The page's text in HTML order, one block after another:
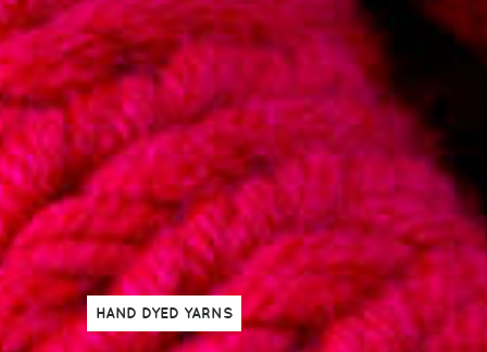
HAND DYED YARNS